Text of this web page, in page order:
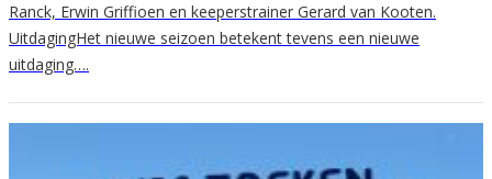
Ranck, Erwin Griffioen en keeperstrainer Gerard van Kooten.
UitdagingHet nieuwe seizoen betekent tevens een nieuwe
uitdaging….